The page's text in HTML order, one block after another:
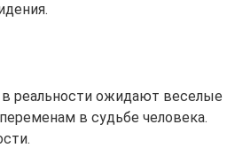
реальности ожидают веселые
в судьбе человека.